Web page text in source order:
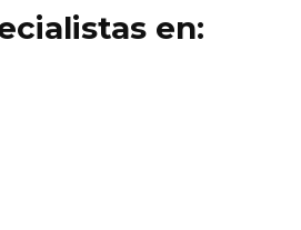
en: